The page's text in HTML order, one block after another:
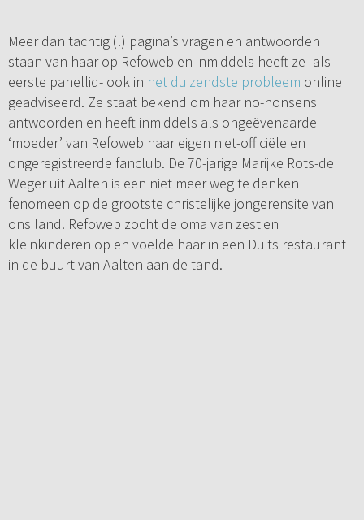
Meer dan tachtig (!) pagina’s vragen en antwoorden
staan van haar op Refoweb en inmiddels heeft ze -als
eerste panellid- ook in het duizendste probleem online
geadviseerd. Ze staat bekend om haar no-nonsens
antwoorden en heeft inmiddels als ongeëvenaarde
‘moeder’ van Refoweb haar eigen niet-officiële en
ongeregistreerde fanclub. De 70-jarige Marijke Rots-de
Weger uit Aalten is een niet meer weg te denken
fenomeen op de grootste christelijke jongerensite van
ons land. Refoweb zocht de oma van zestien
kleinkinderen op en voelde haar in een Duits restaurant
in de buurt van Aalten aan de tand.